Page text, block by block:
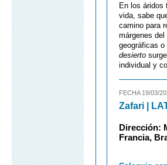
En los áridos
vida, sabe
camino para
márgenes
geográficas
desierto
individual y
FECHA 19/03/
Zafari |
Dirección:
Francia,